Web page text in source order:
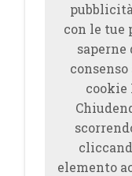
con le tue
saperne
cookie
elemento